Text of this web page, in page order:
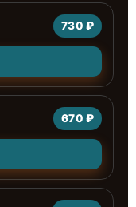
730 ₽
670 ₽